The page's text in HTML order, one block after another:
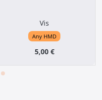
Vis
Any HMD
5,00 €